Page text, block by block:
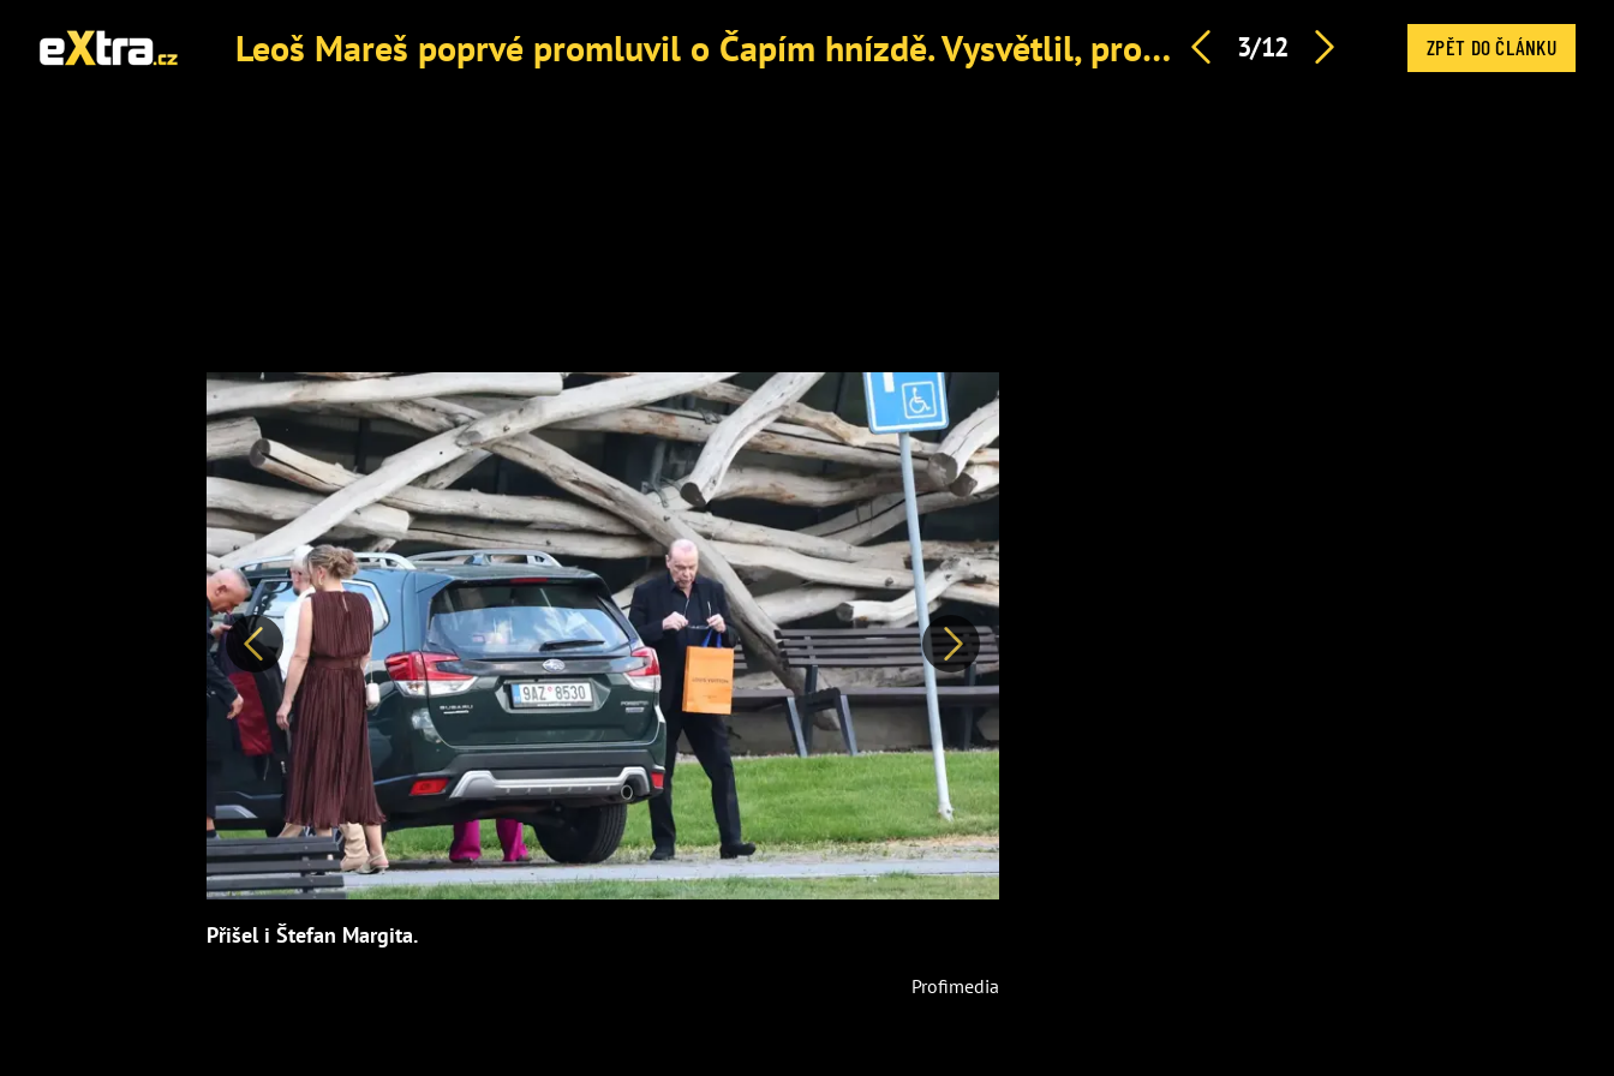
Leoš Mareš poprvé promluvil o Čapím hnízdě. Vysvětlil, proč slavil zrovna tam 3/12 ZPĚT DO ČLÁNKU
Předchozí Další
Přišel i Štefan Margita.
Profimedia